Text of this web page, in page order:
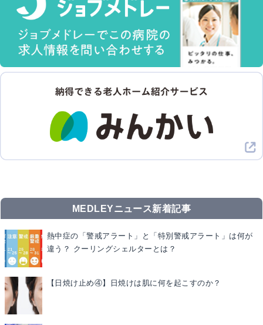
MEDLEYニュース新着記事
熱中症の「警戒アラート」と「特別警戒アラート」は何が
違う？ クーリングシェルターとは？
【日焼け止め④】日焼けは肌に何を起こすのか？